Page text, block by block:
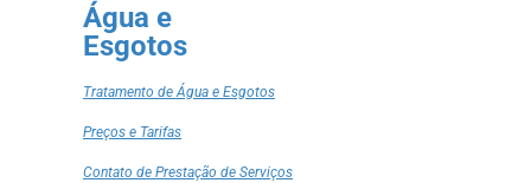
Água e
Esgotos
Tratamento de Água e Esgotos
Preços e Tarifas
Contato de Prestação de Serviços